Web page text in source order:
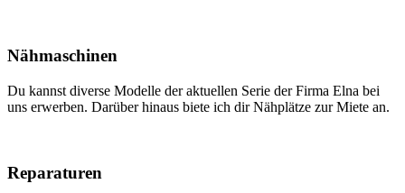
Nähmaschinen
Du kannst diverse Modelle der aktuellen Serie der Firma Elna bei
uns erwerben. Darüber hinaus biete ich dir Nähplätze zur Miete an.
Reparaturen